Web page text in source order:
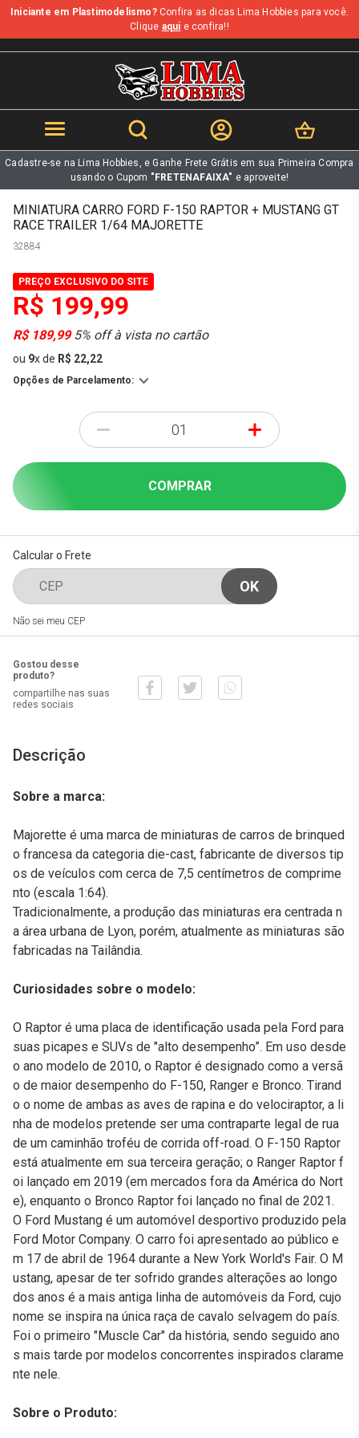
b
Iniciante em Plastimodelismo?Confira as dicas Lima Hobbies para você.
Clique aqui e confira!!
Cadastre-se na Lima Hobbies, e Ganhe Frete Grátis em sua Primeira Compra
usando o Cupom "FRETENAFAIXA" e aproveite!
MINIATURA CARRO FORD F-150 RAPTOR + MUSTANG GT
RACE TRAILER 1/64 MAJORETTE
32884
PREÇO EXCLUSIVO DO SITE
R$ 199,99
R$ 189,995% off à vista no cartão
ou 9xde R$ 22,22
Opções de Parcelamento:
- +
COMPRAR
Calcular o Frete
Não sei meu CEP
Gostou desse
produto?
compartilhe nas suas
redes sociais
Descrição
Sobre a marca:
Majorette é uma marca de miniaturas de carros de brinqued
o francesa da categoria die-cast, fabricante de diversos tip
os de veículos com cerca de 7,5 centímetros de comprime
nto (escala 1:64).
Tradicionalmente, a produção das miniaturas era centrada n
a área urbana de Lyon, porém, atualmente as miniaturas são
fabricadas na Tailândia.
Curiosidades sobre o modelo:
O Raptor é uma placa de identificação usada pela Ford para
suas picapes e SUVs de "alto desempenho”. Em uso desde
o ano modelo de 2010, o Raptor é designado como a versã
o de maior desempenho do F-150, Ranger e Bronco. Tirand
o o nome de ambas as aves de rapina e do velociraptor, a li
nha de modelos pretende ser uma contraparte legal de rua
de um caminhão troféu de corrida off-road. O F-150 Raptor
está atualmente em sua terceira geração; o Ranger Raptor f
oi lançado em 2019 (em mercados fora da América do Nort
e), enquanto o Bronco Raptor foi lançado no final de 2021.
O Ford Mustang é um automóvel desportivo produzido pela
Ford Motor Company. O carro foi apresentado ao público e
m 17 de abril de 1964 durante a New York World's Fair. O M
ustang, apesar de ter sofrido grandes alterações ao longo
dos anos é a mais antiga linha de automóveis da Ford, cujo
nome se inspira na única raça de cavalo selvagem do país.
Foi o primeiro "Muscle Car" da história, sendo seguido ano
s mais tarde por modelos concorrentes inspirados clarame
nte nele.
Sobre o Produto: